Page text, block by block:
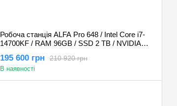
Робоча станція ALFA Pro 648 / Intel Core i7-
14700KF / RAM 96GB / SSD 2 TB / NVIDIA
210 920 грн
195 600 грн
В наявності